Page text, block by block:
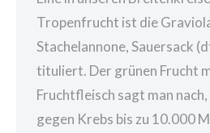
Tropenfrucht ist die
Stachelannone, Sauersack
tituliert. Der grünen Frucht
Fruchtfleisch sagt man
gegen Krebs bis zu 10.000